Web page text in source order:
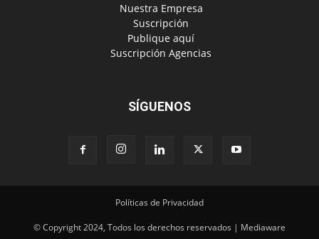
‎ Nuestra Empresa
‎ Suscripción
‎ Publique aquí
‎ Suscripción Agencias
SÍGUENOS
Políticas de Privacidad
© Copyright 2024, Todos los derechos reservados | Mediaware